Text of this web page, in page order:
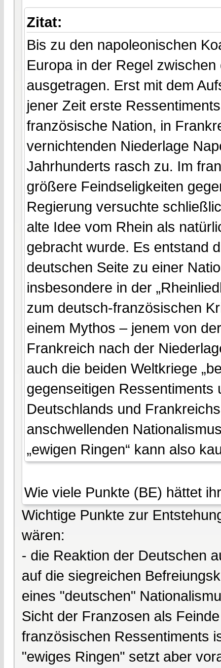
Zitat:
Bis zu den napoleonischen
Europa in der Regel
ausgetragen. Erst mit dem
jener Zeit erste
französische Nation, in
vernichtenden Niederlage
Jahrhunderts rasch zu. Im
größere Feindseligkeiten
Regierung versuchte
alte Idee vom Rhein als
gebracht wurde. Es entstand
deutschen Seite zu einer
insbesondere in der
zum deutsch-französischen
einem Mythos – jenem von
Frankreich nach der
auch die beiden Weltkriege
gegenseitigen Ressentiments
Deutschlands und
anschwellenden
„ewigen Ringen“ kann also
Wie viele Punkte (BE) hättet
Wichtige Punkte zur
wären:
- die Reaktion der Deutschen
auf die siegreichen
eines "deutschen"
Sicht der Franzosen als
französischen Ressentiments
"ewiges Ringen" setzt aber